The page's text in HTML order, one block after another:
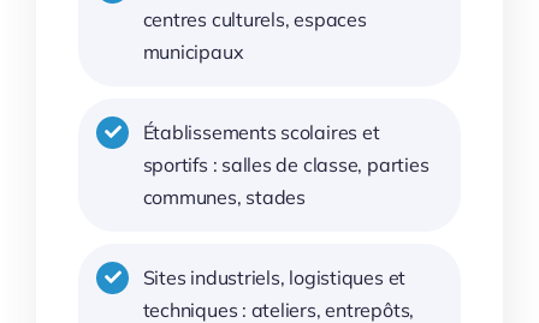
centres culturels, espaces
municipaux
Établissements scolaires et
sportifs : salles de classe, parties
communes, stades
Sites industriels, logistiques et
techniques : ateliers, entrepôts,